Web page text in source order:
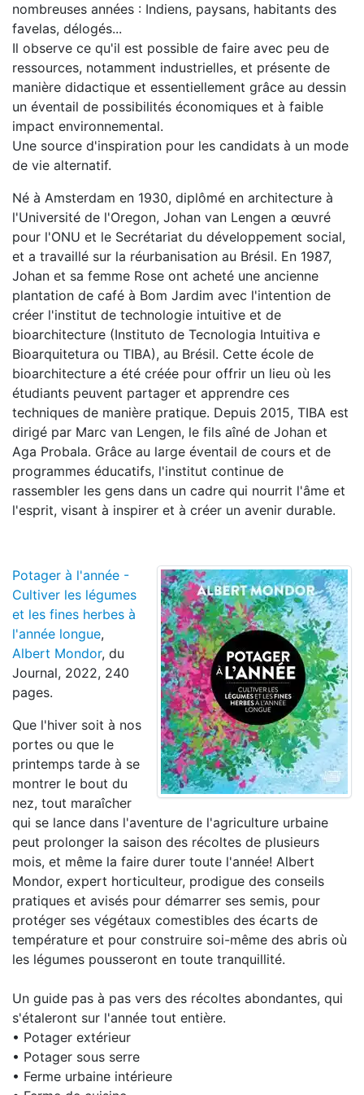
nombreuses années : Indiens, paysans, habitants des
favelas, délogés...
Il observe ce qu'il est possible de faire avec peu de
ressources, notamment industrielles, et présente de
manière didactique et essentiellement grâce au dessin
un éventail de possibilités économiques et à faible
impact environnemental.
Une source d'inspiration pour les candidats à un mode
de vie alternatif.
Né à Amsterdam en 1930, diplômé en architecture à
l'Université de l'Oregon, Johan van Lengen a œuvré
pour l'ONU et le Secrétariat du développement social,
et a travaillé sur la réurbanisation au Brésil. En 1987,
Johan et sa femme Rose ont acheté une ancienne
plantation de café à Bom Jardim avec l'intention de
créer l'institut de technologie intuitive et de
bioarchitecture (Instituto de Tecnologia Intuitiva e
Bioarquitetura ou TIBA), au Brésil. Cette école de
bioarchitecture a été créée pour offrir un lieu où les
étudiants peuvent partager et apprendre ces
techniques de manière pratique. Depuis 2015, TIBA est
dirigé par Marc van Lengen, le fils aîné de Johan et
Aga Probala. Grâce au large éventail de cours et de
programmes éducatifs, l'institut continue de
rassembler les gens dans un cadre qui nourrit l'âme et
l'esprit, visant à inspirer et à créer un avenir durable.
Potager à l'année -
Cultiver les légumes
et les fines herbes à
l'année longue,
Albert Mondor, du
Journal, 2022, 240
pages.
Que l'hiver soit à nos
portes ou que le
printemps tarde à se
montrer le bout du
nez, tout maraîcher
qui se lance dans l'aventure de l'agriculture urbaine
peut prolonger la saison des récoltes de plusieurs
mois, et même la faire durer toute l'année! Albert
Mondor, expert horticulteur, prodigue des conseils
pratiques et avisés pour démarrer ses semis, pour
protéger ses végétaux comestibles des écarts de
température et pour construire soi-même des abris où
les légumes pousseront en toute tranquillité.
Un guide pas à pas vers des récoltes abondantes, qui
s'étaleront sur l'année tout entière.
• Potager extérieur
• Potager sous serre
• Ferme urbaine intérieure